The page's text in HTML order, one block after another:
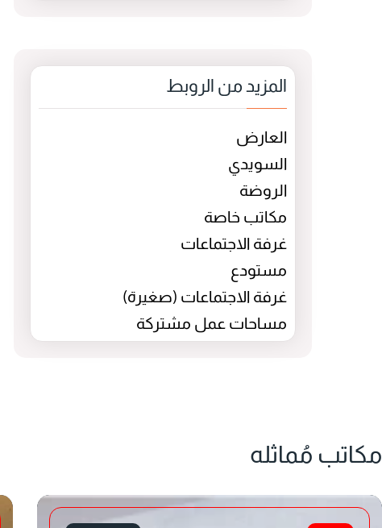
المزيد من الروبط
العارض
السويدي
الروضة
مكاتب خاصة
غرفة الاجتماعات
مستودع
غرفة الاجتماعات (صغيرة)
مساحات عمل مشتركة
مكاتب مُماثله